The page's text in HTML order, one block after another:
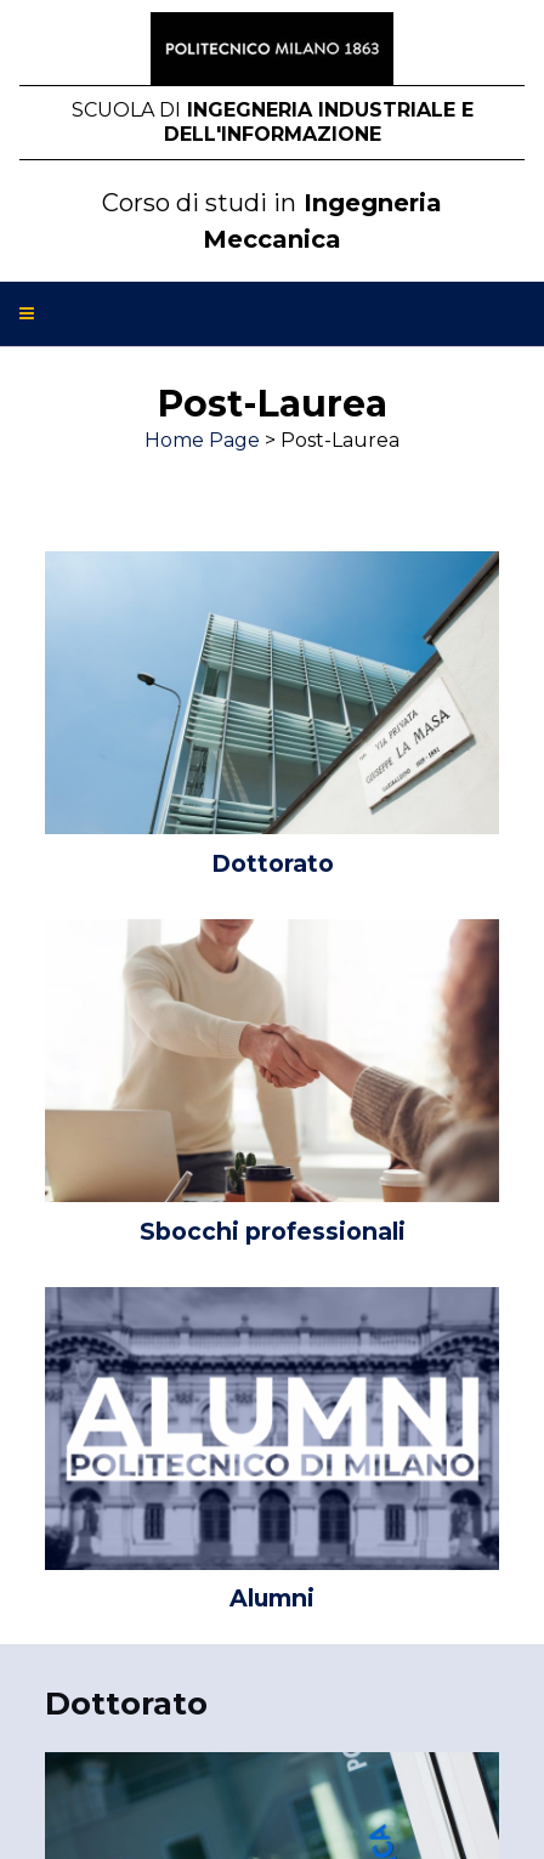
contenuto
SCUOLA DI INGEGNERIA INDUSTRIALE E
DELL'INFORMAZIONE
Corso di studi in Ingegneria
Meccanica
Post-Laurea
Home Page > Post-Laurea
Dottorato
Sbocchi professionali
Alumni
Dottorato
non sono
occorrono al sito
Statistici
Al fine di
migliorare
funzionalità
e la
struttura
del sito
Web, in
utilizzato il
sito Web.
Funzionali
Affinché il
nostro sito
web funzioni
nel miglior
modo
possibile
durante la tua
visita. Se rifiuti